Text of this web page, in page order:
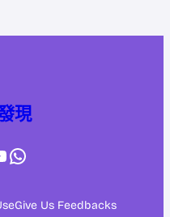
現
WhatsApp
Give Us Feedbacks